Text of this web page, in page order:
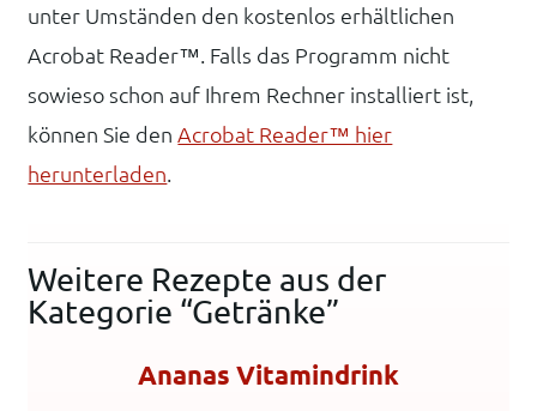
unter Umständen den kostenlos erhältlichen
Acrobat Reader™. Falls das Programm nicht
sowieso schon auf Ihrem Rechner installiert ist,
können Sie denAcrobat Reader™ hier
herunterladen.
Weitere Rezepte aus der
Kategorie “Getränke”
Ananas Vitamindrink